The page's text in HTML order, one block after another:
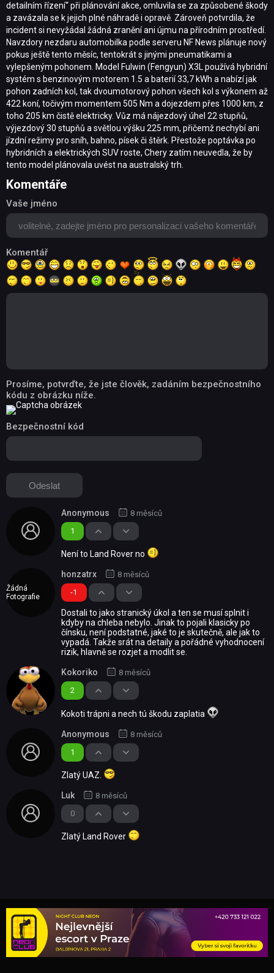
detailním řízení“ při plánování akce, omluvila se za způsobené škody
a zavázala se k jejich plné náhradě i opravě. Zároveň potvrdila, že
incident si nevyžádal žádná zranění ani újmu na přírodním prostředí.
Navzdory nezdaru automobilka podle serveru NF News plánuje nový
pokus ještě tento měsíc, tentokrát s jinými pneumatikami a
vylepšeným pohonem. Model Fulwin (Fengyun) X3L používá hybridní
systém s benzinovým motorem 1.5 a baterií 33,7 kWh a nabízí jak
pohon zadních kol, tak dvoumotorový pohon všech kol s výkonem až
422 koní, točivým momentem 505 Nm a dojezdem přes 1000 km, z
toho 205 km čistě elektricky. Vůz má nájezdový úhel 22 stupňů,
výjezdový 30 stupňů a světlou výšku 225 mm, přičemž nechybí ani
jízdní režimy pro sníh, bahno, písek či štěrk. Přestože poptávka po
hybridních a elektrických SUV roste, Chery zatím neuvedla, že by
tento model plánovala uvést na australský trh.
Komentáře
Vaše jméno
Komentář
Prosíme, potvrďte, že jste člověk, zadáním bezpečnostního
kódu z obrázku níže.
Bezpečnostní kód
1
Anonymous 8 měsíců
Není to Land Rover no
Žádná
Fotografie
-1
honzatrx 8 měsíců
Dostali to jako stranický úkol a ten se musí splnit i
kdyby na chleba nebylo. Jinak to pojali klasicky po
čínsku, není podstatné, jaké to je skutečně, ale jak to
vypadá. Takže srát na detaily a pořádné vyhodnocení
rizik, hlavně se rozjet a modlit se.
2
Kokoriko 8 měsíců
Kokoti trápni a nech tú škodu zaplatia
1
Anonymous 8 měsíců
Zlatý UAZ.
0
Luk 8 měsíců
Zlatý Land Rover